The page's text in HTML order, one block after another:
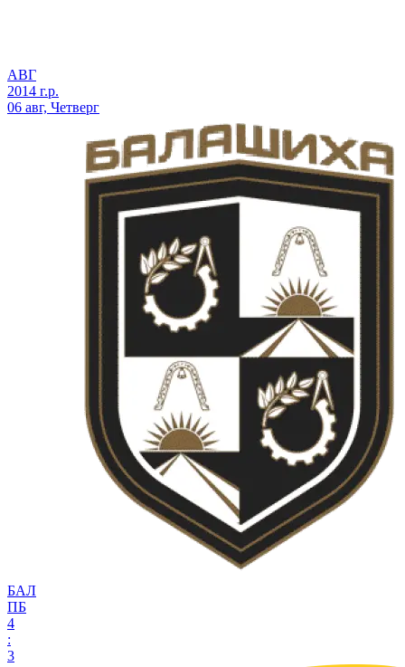
АВГ
2014 г.р.
06 авг, Четверг
БАЛ
ПБ
4
:
3